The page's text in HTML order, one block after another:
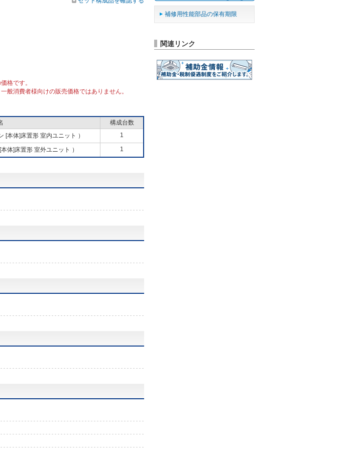
格です。
般消費者様向けの販売価格ではありません。
構成台数
[本体]床置形 室内ユニット ） 1
体]床置形 室外ユニット ） 1
補修用性能部品の保有期限
関連リンク